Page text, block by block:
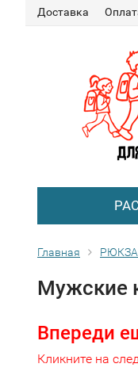
Доставка
Главная
Мужские
Впереди
Кликните на